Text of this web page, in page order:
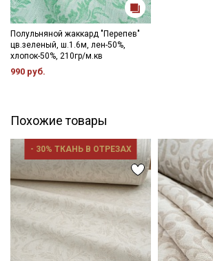
Полульняной жаккард "Перепев"
цв.зеленый, ш.1.6м, лен-50%,
хлопок-50%, 210гр/м.кв
990 руб.
Похожие товары
- 30% ТКАНЬ В ОТРЕЗАХ
Подписаться
Ознакомлен(а) с
Даю Согласие на получение рекламных и
информационных рассылок